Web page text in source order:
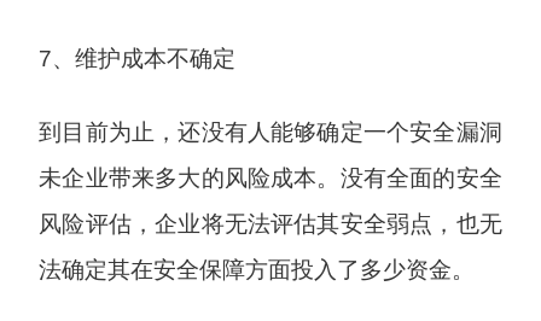
7、维护成本不确定
到目前为止，还没有人能够确定一个安全漏洞
未企业带来多大的风险成本。没有全面的安全
风险评估，企业将无法评估其安全弱点，也无
法确定其在安全保障方面投入了多少资金。